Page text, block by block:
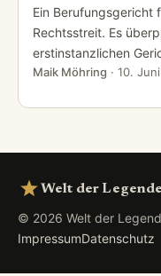
Ein Berufungsgericht
Rechtsstreit. Es
erstinstanzlichen
Maik Möhring · 10.
Welt der
© 2026 Welt der
ImpressumDatenschutz